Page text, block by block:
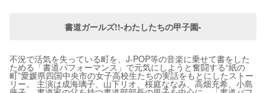
書道ガールズ!!-わたしたちの甲子園-
不況で活気を失っている町を、J-POP等の音楽に乗せて書をした
ためる「書道パフォーマンス」で元気にしようと奮闘する“紙の
町”愛媛県四国中央市の女子高校生たちの実話をもとにしたストー
リー。 主演は成海璃子、山下リオ、桜庭ななみ、高畑充希、小島